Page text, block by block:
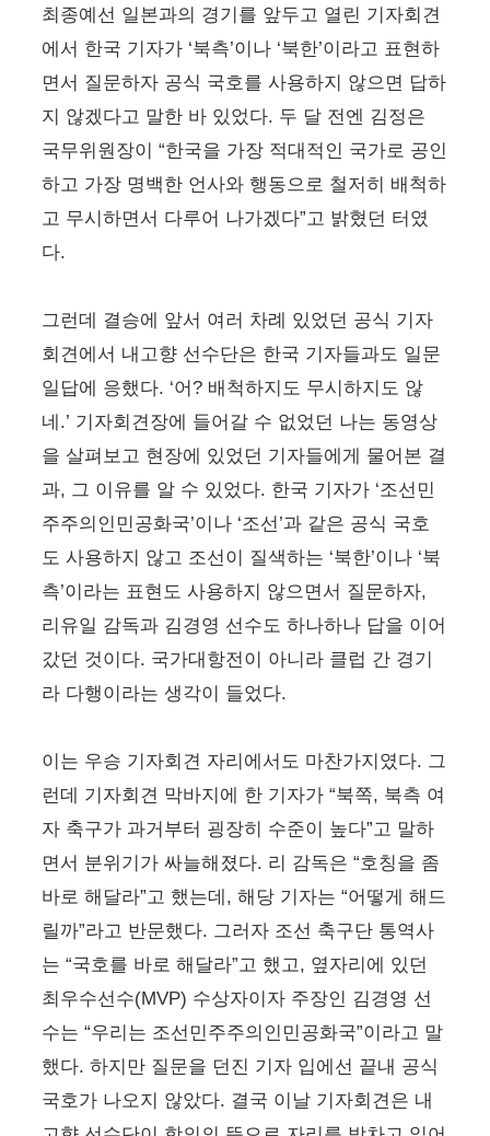
최종예선 일본과의 경기를 앞두고 열린 기자회견
에서 한국 기자가 ‘북측’이나 ‘북한’이라고 표현하
면서 질문하자 공식 국호를 사용하지 않으면 답하
지 않겠다고 말한 바 있었다. 두 달 전엔 김정은
국무위원장이 “한국을 가장 적대적인 국가로 공인
하고 가장 명백한 언사와 행동으로 철저히 배척하
고 무시하면서 다루어 나가겠다”고 밝혔던 터였
다.
그런데 결승에 앞서 여러 차례 있었던 공식 기자
회견에서 내고향 선수단은 한국 기자들과도 일문
일답에 응했다. ‘어? 배척하지도 무시하지도 않
네.’ 기자회견장에 들어갈 수 없었던 나는 동영상
을 살펴보고 현장에 있었던 기자들에게 물어본 결
과, 그 이유를 알 수 있었다. 한국 기자가 ‘조선민
주주의인민공화국’이나 ‘조선’과 같은 공식 국호
도 사용하지 않고 조선이 질색하는 ‘북한’이나 ‘북
측’이라는 표현도 사용하지 않으면서 질문하자,
리유일 감독과 김경영 선수도 하나하나 답을 이어
갔던 것이다. 국가대항전이 아니라 클럽 간 경기
라 다행이라는 생각이 들었다.
이는 우승 기자회견 자리에서도 마찬가지였다. 그
런데 기자회견 막바지에 한 기자가 “북쪽, 북측 여
자 축구가 과거부터 굉장히 수준이 높다”고 말하
면서 분위기가 싸늘해졌다. 리 감독은 “호칭을 좀
바로 해달라”고 했는데, 해당 기자는 “어떻게 해드
릴까”라고 반문했다. 그러자 조선 축구단 통역사
는 “국호를 바로 해달라”고 했고, 옆자리에 있던
최우수선수(MVP) 수상자이자 주장인 김경영 선
수는 “우리는 조선민주주의인민공화국”이라고 말
했다. 하지만 질문을 던진 기자 입에선 끝내 공식
국호가 나오지 않았다. 결국 이날 기자회견은 내